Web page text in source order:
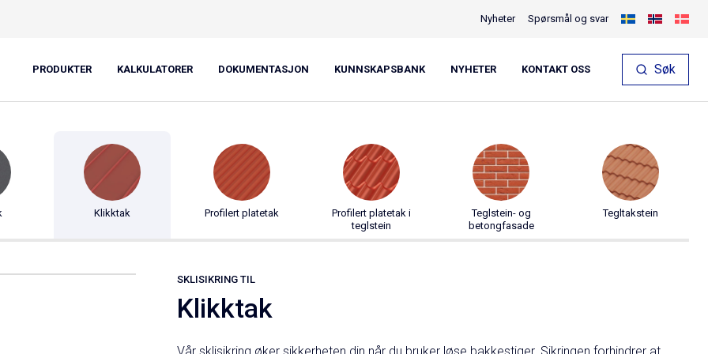
Søk
PRODUKTER KALKULATORER DOKUMENTASJON KUNNSKAPSBANK NYHETER KONTAKT OSS
Nyheter Spørsmål og svar
Sklisikring
Klikktak Profilert platetak
Profilert platetak i
teglstein
Teglstein- og
betongfasade
Tegltakstein
SKLISIKRING TIL
Klikktak